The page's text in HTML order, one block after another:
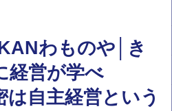
わものや│き
経営が学べ
は自主経営という